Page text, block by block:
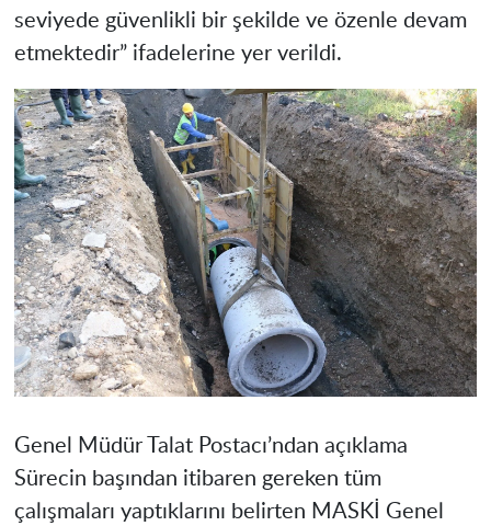
seviyede güvenlikli bir şekilde ve özenle devam
etmektedir” ifadelerine yer verildi.
Genel Müdür Talat Postacı’ndan açıklama
Sürecin başından itibaren gereken tüm
çalışmaları yaptıklarını belirten MASKİ Genel